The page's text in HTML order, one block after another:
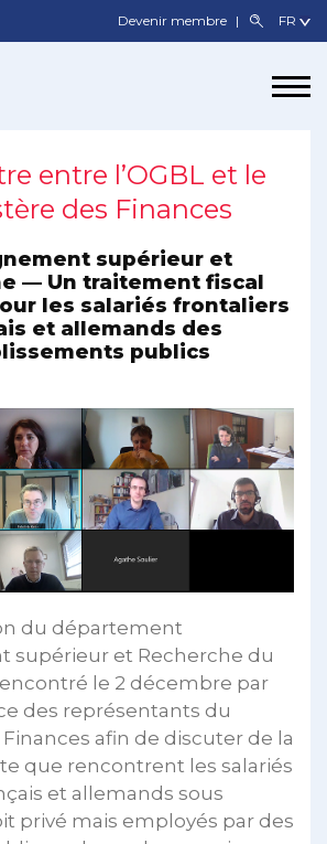
Devenir membre
entre l’OGBL et le
des Finances
supérieur et
— Un traitement fiscal
les salariés frontaliers
et allemands des
publics
du département
supérieur et Recherche du
le 2 décembre par
des représentants du
afin de discuter de la
que rencontrent les salariés
et allemands sous
privé mais employés par des